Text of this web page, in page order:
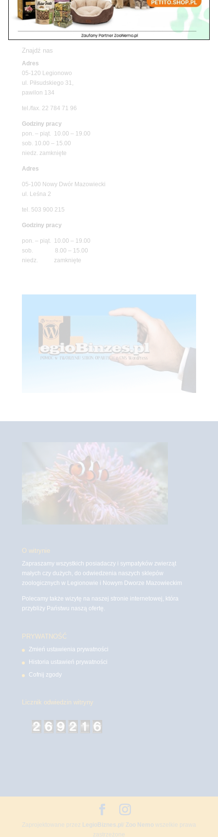
Z Życia Sklepu
Online! Wszystko Dla Twojego Pupila | ZooNemo
Znajdź nas
Adres
05-120 Legionowo
ul. Piłsudskiego 31,
pawilon 134
tel./fax. 22 784 71 96
Godziny pracy
pon. – piąt. 10.00 – 19.00
sob. 10.00 – 15.00
niedz. zamknięte
Adres
05-100 Nowy Dwór Mazowiecki
ul. Leśna 2
tel. 503 900 215
Godziny pracy
pon. – piąt. 10.00 – 19.00
sob. 8.00 – 15.00
niedz. zamknięte
O witrynie
Zapraszamy wszystkich posiadaczy i sympatyków zwierząt
małych czy dużych, do odwiedzenia naszych sklepów
zoologicznych w Legionowie i Nowym Dworze Mazowieckim
Polecamy także wizytę na naszej stronie internetowej, która
przybliży Państwu naszą ofertę.
PRYWATNOŚĆ
Zmień ustawienia prywatności
Historia ustawień prywatności
Cofnij zgody
Licznik odwiedzin witryny
Zaprojektowane przez LegioBiznes.pl / Zoo Nemowszelkie prawa
zastrzeżone